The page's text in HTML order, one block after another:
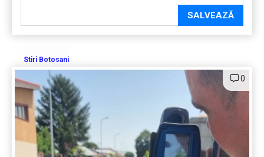
SALVEAZĂ
Stiri Botosani
0